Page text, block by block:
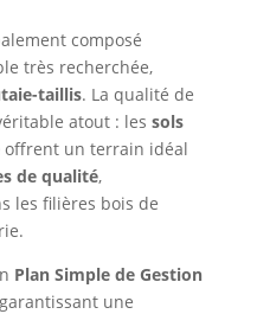
composé
très recherchée,
taillis. La qualité de
atout : les sols
offrent un terrain idéal
de qualité,
les filières bois de
Plan Simple de Gestion
une